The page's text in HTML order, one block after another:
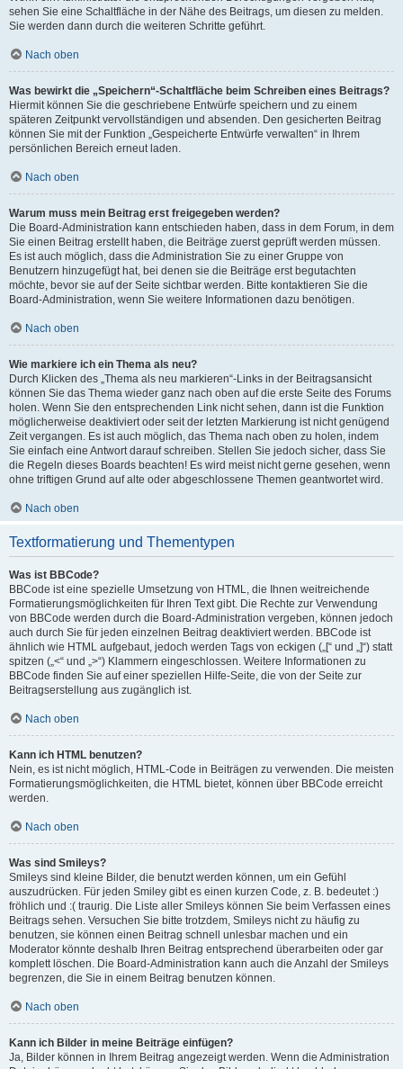
sehen Sie eine Schaltfläche in der Nähe des Beitrags, um diesen zu melden.
Sie werden dann durch die weiteren Schritte geführt.
Nach oben
Was bewirkt die „Speichern“-Schaltfläche beim Schreiben eines Beitrags?
Hiermit können Sie die geschriebene Entwürfe speichern und zu einem
späteren Zeitpunkt vervollständigen und absenden. Den gesicherten Beitrag
können Sie mit der Funktion „Gespeicherte Entwürfe verwalten“ in Ihrem
persönlichen Bereich erneut laden.
Nach oben
Warum muss mein Beitrag erst freigegeben werden?
Die Board-Administration kann entschieden haben, dass in dem Forum, in dem
Sie einen Beitrag erstellt haben, die Beiträge zuerst geprüft werden müssen.
Es ist auch möglich, dass die Administration Sie zu einer Gruppe von
Benutzern hinzugefügt hat, bei denen sie die Beiträge erst begutachten
möchte, bevor sie auf der Seite sichtbar werden. Bitte kontaktieren Sie die
Board-Administration, wenn Sie weitere Informationen dazu benötigen.
Nach oben
Wie markiere ich ein Thema als neu?
Durch Klicken des „Thema als neu markieren“-Links in der Beitragsansicht
können Sie das Thema wieder ganz nach oben auf die erste Seite des Forums
holen. Wenn Sie den entsprechenden Link nicht sehen, dann ist die Funktion
möglicherweise deaktiviert oder seit der letzten Markierung ist nicht genügend
Zeit vergangen. Es ist auch möglich, das Thema nach oben zu holen, indem
Sie einfach eine Antwort darauf schreiben. Stellen Sie jedoch sicher, dass Sie
die Regeln dieses Boards beachten! Es wird meist nicht gerne gesehen, wenn
ohne triftigen Grund auf alte oder abgeschlossene Themen geantwortet wird.
Nach oben
Textformatierung und Thementypen
Was ist BBCode?
BBCode ist eine spezielle Umsetzung von HTML, die Ihnen weitreichende
Formatierungsmöglichkeiten für Ihren Text gibt. Die Rechte zur Verwendung
von BBCode werden durch die Board-Administration vergeben, können jedoch
auch durch Sie für jeden einzelnen Beitrag deaktiviert werden. BBCode ist
ähnlich wie HTML aufgebaut, jedoch werden Tags von eckigen („[“ und „]“) statt
spitzen („<“ und „>“) Klammern eingeschlossen. Weitere Informationen zu
BBCode finden Sie auf einer speziellen Hilfe-Seite, die von der Seite zur
Beitragserstellung aus zugänglich ist.
Nach oben
Kann ich HTML benutzen?
Nein, es ist nicht möglich, HTML-Code in Beiträgen zu verwenden. Die meisten
Formatierungsmöglichkeiten, die HTML bietet, können über BBCode erreicht
werden.
Nach oben
Was sind Smileys?
Smileys sind kleine Bilder, die benutzt werden können, um ein Gefühl
auszudrücken. Für jeden Smiley gibt es einen kurzen Code, z. B. bedeutet :)
fröhlich und :( traurig. Die Liste aller Smileys können Sie beim Verfassen eines
Beitrags sehen. Versuchen Sie bitte trotzdem, Smileys nicht zu häufig zu
benutzen, sie können einen Beitrag schnell unlesbar machen und ein
Moderator könnte deshalb Ihren Beitrag entsprechend überarbeiten oder gar
komplett löschen. Die Board-Administration kann auch die Anzahl der Smileys
begrenzen, die Sie in einem Beitrag benutzen können.
Nach oben
Kann ich Bilder in meine Beiträge einfügen?
Ja, Bilder können in Ihrem Beitrag angezeigt werden. Wenn die Administration